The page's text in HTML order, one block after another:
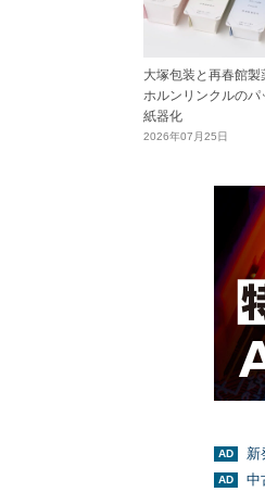
大塚包装と再春館製
ホルンリンクルのパ
紙器化
2026年07月25日
新
中